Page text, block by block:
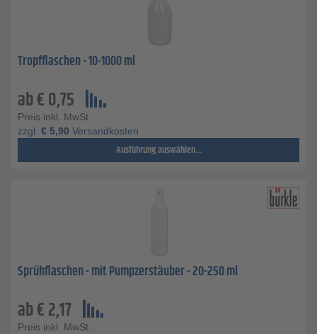
Tropfflaschen - 10-1000 ml
ab€0,75
Preis inkl. MwSt.
zzgl. € 5,90 Versandkosten
Ausführung auswählen...
Sprühflaschen - mit Pumpzerstäuber - 20-250 ml
ab€2,17
Preis inkl. MwSt.